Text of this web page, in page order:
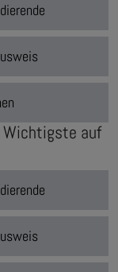
Wichtigste auf